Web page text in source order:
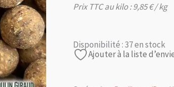
Prix TTC au kilo :9,85€/ kg
Disponibilité :37 en stock
Ajouter à la liste